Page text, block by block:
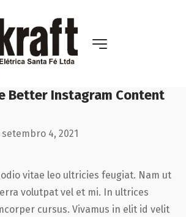
Better Instagram Content
setembro 4, 2021
vitae leo ultricies feugiat. Nam ut
volutpat vel et mi. In ultrices
cursus. Vivamus in elit id velit